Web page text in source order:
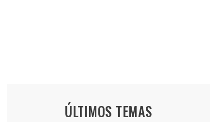
ÚLTIMOS TEMAS